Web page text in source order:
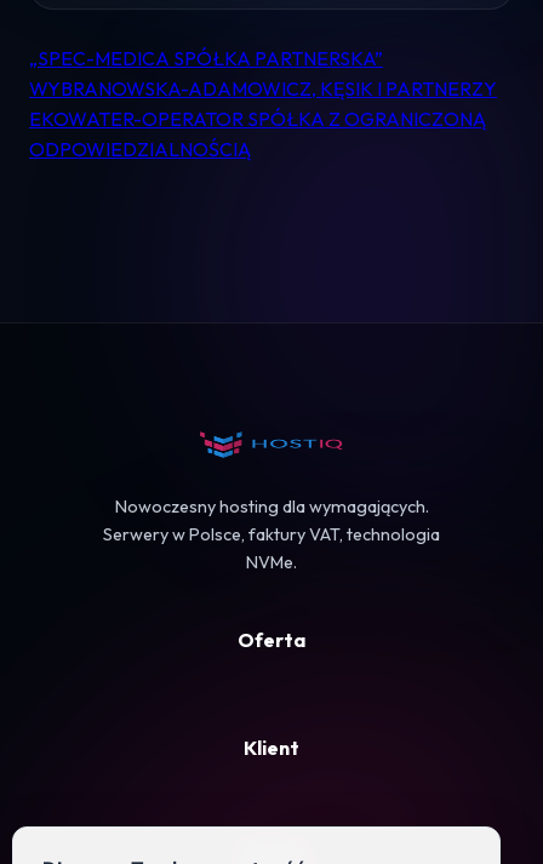
Pomoc
Kontakt
Nawigacja
wpisu
„SPEC-MEDICA SPÓŁKA PARTNERSKA”
WYBRANOWSKA-ADAMOWICZ, KĘSIK I PARTNERZY
EKOWATER-OPERATOR SPÓŁKA Z OGRANICZONĄ
ODPOWIEDZIALNOŚCIĄ
Nowoczesny hosting dla wymagających.
Serwery w Polsce, faktury VAT, technologia
NVMe.
Oferta
Klient
Firma